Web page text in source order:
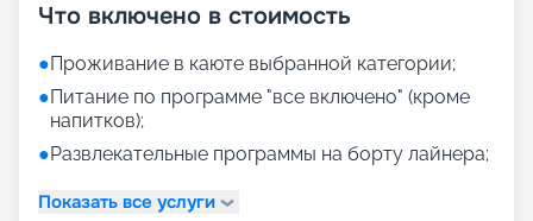
Что включено в стоимость
●Проживание в каюте выбранной категории;
●Питание по программе "все включено" (кроме
напитков);
●Развлекательные программы на борту лайнера;
Показать все услуги